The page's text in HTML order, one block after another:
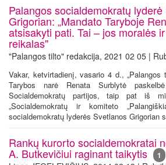
Palangos socialdemokratų
Grigorian: „Mandato Taryboje
atsisakyti pati. Tai – jos moralės
reikalas"
"Palangos tilto" redakcija, 2021 02 05 |
Vakar, ketvirtadienį, vasario 4 d.,
Tarybos narė Renata Surblytė
Socialdemokratų partijos, taip pat iš
„Socialdemokratų ir komiteto
socialdemokratų lyderės Svetlanos Grigorian
Rankų kurorto socialdemokratai
A. Butkevičiui raginant taikytis 1